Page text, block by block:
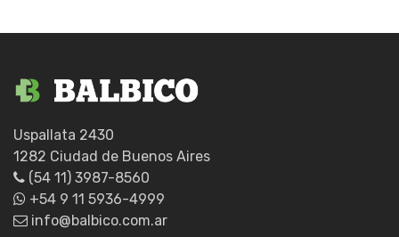
Uspallata 2430
1282 Ciudad de Buenos Aires
(54 11) 3987-8560
+54 9 11 5936-4999
info@balbico.com.ar